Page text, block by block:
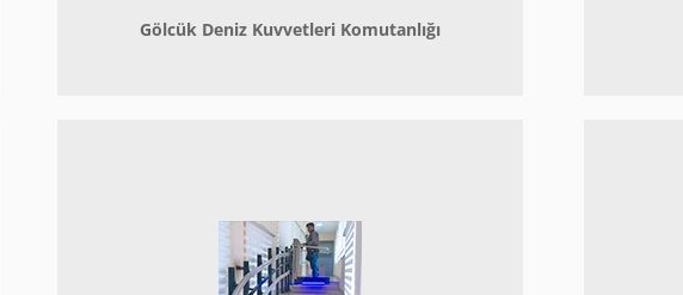
Gölcük Deniz Kuvvetleri Komutanlığı